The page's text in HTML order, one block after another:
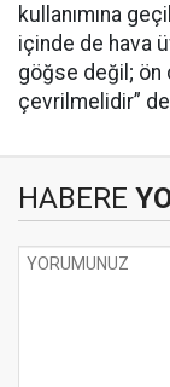
kullanımına
içinde de hava
göğse değil; ön
çevrilmelidir”
HABERE